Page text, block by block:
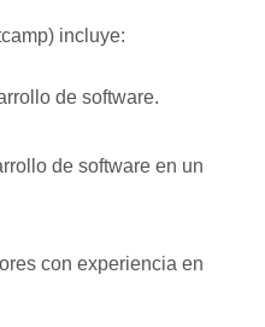
incluye:
de software.
de software en un
con experiencia en